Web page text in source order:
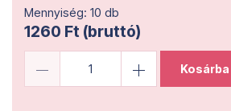
Mennyiség: 10 db
1260 Ft (bruttó)
Kosárba